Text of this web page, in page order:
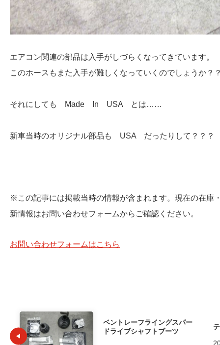
エアコン関連の部品は入手がしづらくなってきています。
このホースもまた入手が難しくなっていくのでしょうか？
それにしても Made In USA とは……
新車当時のオリジナル部品も USA だったりして？？？
※この記事には掲載当時の情報が含まれます。現在の在庫
新情報はお問い合わせフォームからご確認ください。
お問い合わせフォームはこちら
ベントレーフライングスパー
ドライブシャフトブーツ